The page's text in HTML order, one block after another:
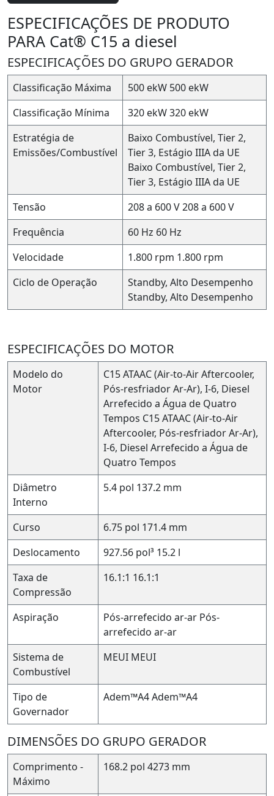
ESPECIFICAÇÕES DE PRODUTO
PARA Cat® C15 a diesel
ESPECIFICAÇÕES DO GRUPO GERADOR
Classificação Máxima 500 ekW 500 ekW
Classificação Mínima
320 ekW320 ekW
Estratégia de
Emissões/Combustível
Baixo Combustível, Tier 2,
Tier 3, Estágio IIIA da UE
Baixo Combustível, Tier 2,
Tier 3, Estágio IIIA da UE
Tensão
208 a 600 V208 a 600 V
Frequência
60 Hz 60 Hz
Velocidade
1.800 rpm 1.800 rpm
Ciclo de Operação
Standby, Alto Desempenho
Standby, Alto Desempenho
ESPECIFICAÇÕES DO MOTOR
Modelo do
Motor
C15 ATAAC (Air-to-Air Aftercooler,
Pós-resfriador Ar-Ar), I-6, Diesel
Arrefecido a Água de Quatro
Tempos C15 ATAAC (Air-to-Air
Aftercooler, Pós-resfriador Ar-Ar),
I-6, Diesel Arrefecido a Água de
Quatro Tempos
Diâmetro
Interno
5.4 pol 137.2 mm
Curso 6.75 pol 171.4 mm
Deslocamento
927.56 pol³ 15.2 l
Taxa de
Compressão
16.1:1 16.1:1
Aspiração Pós-arrefecido ar-ar Pós-
arrefecido ar-ar
Sistema de
Combustível
MEUI MEUI
Tipo de
Governador
Adem™A4Adem™A4
DIMENSÕES DO GRUPO GERADOR
Comprimento -
Máximo
168.2 pol 4273 mm